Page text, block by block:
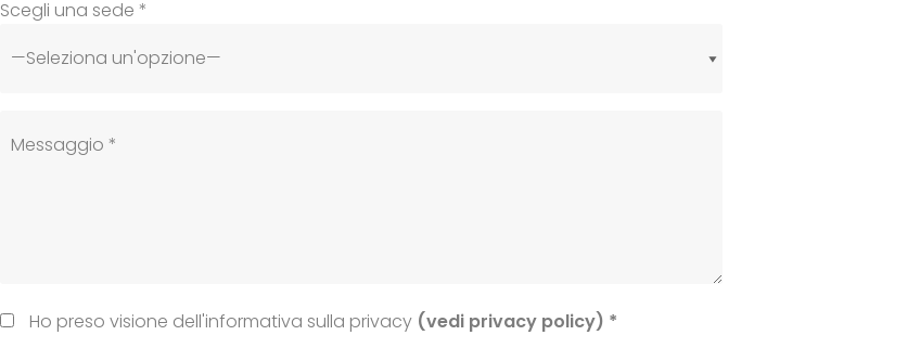
Scegli una sede *
Ho preso visione dell'informativa sulla privacy (vedi privacy policy) *